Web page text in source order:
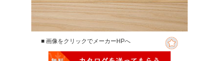
■ 画像をクリックでメーカーHPへ